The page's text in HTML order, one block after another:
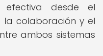
efectiva desde el
la colaboración y el
ambos sistemas